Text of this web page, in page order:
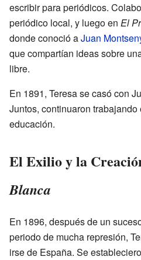
escribir para periódicos.
periódico local, y luego en El
donde conoció aJuan
que compartían ideas sobre
libre.
En 1891, Teresa se casó con
Juntos, continuaron
educación.
El Exilio y la
Blanca
En 1896, después de un
periodo de mucha represión,
irse de España. Se